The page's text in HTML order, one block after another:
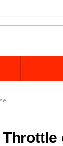
Throttle